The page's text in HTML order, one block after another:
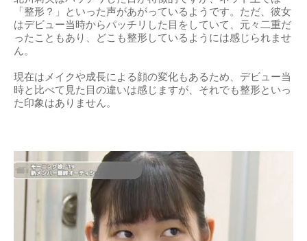
北川莉央の目は整形なの？
北川莉央はパッチリした目が特徴的ですが、ネット上では
「整形？」といった声があがっているようです。ただ、彼女
はデビュー当時からパッチリした目をしていて、元々二重だ
ったこともあり、どこも整形しているようには感じられませ
ん。